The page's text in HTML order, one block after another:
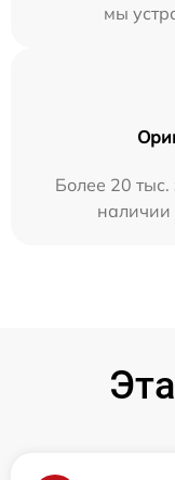
мы
Более 20 тыс.
наличии